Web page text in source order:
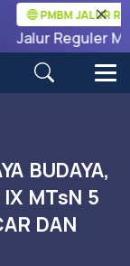
PMBM JALUR
Jalur Reguler
BUDAYA,
IX MTsN 5
DAN